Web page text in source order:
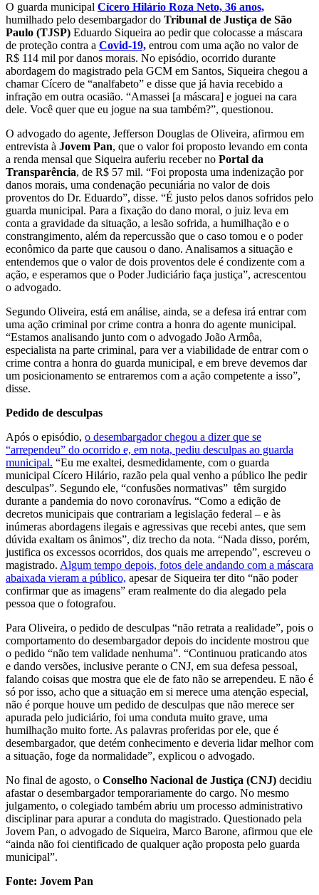
O guarda municipal Cícero Hilário Roza Neto, 36 anos,
humilhado pelo desembargador do Tribunal de Justiça de São
Paulo (TJSP) Eduardo Siqueira ao pedir que colocasse a máscara
de proteção contra a Covid-19, entrou com uma ação no valor de
R$ 114 mil por danos morais. No episódio, ocorrido durante
abordagem do magistrado pela GCM em Santos, Siqueira chegou a
chamar Cícero de “analfabeto” e disse que já havia recebido a
infração em outra ocasião. “Amassei [a máscara] e joguei na cara
dele. Você quer que eu jogue na sua também?”, questionou.
O advogado do agente, Jefferson Douglas de Oliveira, afirmou em
entrevista à Jovem Pan, que o valor foi proposto levando em conta
a renda mensal que Siqueira auferiu receber no Portal da
Transparência, de R$ 57 mil. “Foi proposta uma indenização por
danos morais, uma condenação pecuniária no valor de dois
proventos do Dr. Eduardo”, disse. “É justo pelos danos sofridos pelo
guarda municipal. Para a fixação do dano moral, o juiz leva em
conta a gravidade da situação, a lesão sofrida, a humilhação e o
constrangimento, além da repercussão que o caso tomou e o poder
econômico da parte que causou o dano. Analisamos a situação e
entendemos que o valor de dois proventos dele é condizente com a
ação, e esperamos que o Poder Judiciário faça justiça”, acrescentou
o advogado.
Segundo Oliveira, está em análise, ainda, se a defesa irá entrar com
uma ação criminal por crime contra a honra do agente municipal.
“Estamos analisando junto com o advogado João Armôa,
especialista na parte criminal, para ver a viabilidade de entrar com o
crime contra a honra do guarda municipal, e em breve devemos dar
um posicionamento se entraremos com a ação competente a isso”,
disse.
Pedido de desculpas
Após o episódio, o desembargador chegou a dizer que se
“arrependeu” do ocorrido e, em nota, pediu desculpas ao guarda
municipal. “Eu me exaltei, desmedidamente, com o guarda
municipal Cícero Hilário, razão pela qual venho a público lhe pedir
desculpas”. Segundo ele, “confusões normativas” têm surgido
durante a pandemia do novo coronavírus. “Como a edição de
decretos municipais que contrariam a legislação federal – e às
inúmeras abordagens ilegais e agressivas que recebi antes, que sem
dúvida exaltam os ânimos”, diz trecho da nota. “Nada disso, porém,
justifica os excessos ocorridos, dos quais me arrependo”, escreveu o
magistrado. Algum tempo depois, fotos dele andando com a máscara
abaixada vieram a público, apesar de Siqueira ter dito “não poder
confirmar que as imagens” eram realmente do dia alegado pela
pessoa que o fotografou.
Para Oliveira, o pedido de desculpas “não retrata a realidade”, pois o
comportamento do desembargador depois do incidente mostrou que
o pedido “não tem validade nenhuma”. “Continuou praticando atos
e dando versões, inclusive perante o CNJ, em sua defesa pessoal,
falando coisas que mostra que ele de fato não se arrependeu. E não é
só por isso, acho que a situação em si merece uma atenção especial,
não é porque houve um pedido de desculpas que não merece ser
apurada pelo judiciário, foi uma conduta muito grave, uma
humilhação muito forte. As palavras proferidas por ele, que é
desembargador, que detém conhecimento e deveria lidar melhor com
a situação, foge da normalidade”, explicou o advogado.
No final de agosto, o Conselho Nacional de Justiça (CNJ) decidiu
afastar o desembargador temporariamente do cargo. No mesmo
julgamento, o colegiado também abriu um processo administrativo
disciplinar para apurar a conduta do magistrado. Questionado pela
Jovem Pan, o advogado de Siqueira, Marco Barone, afirmou que ele
“ainda não foi cientificado de qualquer ação proposta pelo guarda
municipal”.
Fonte: Jovem Pan